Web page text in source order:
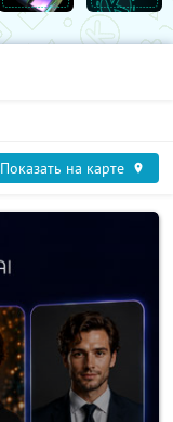
Показать на карте